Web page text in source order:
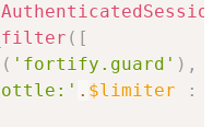
( [
( 'fortify.guard' ) ,
. $limiter :